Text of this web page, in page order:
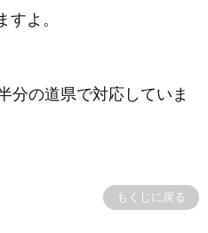
よ。
分の道県で対応していま
もくじに戻る